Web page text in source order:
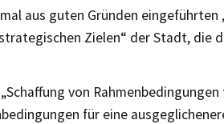
aus guten Gründen eingeführten
Zielen“ der Stadt, die
von
für eine